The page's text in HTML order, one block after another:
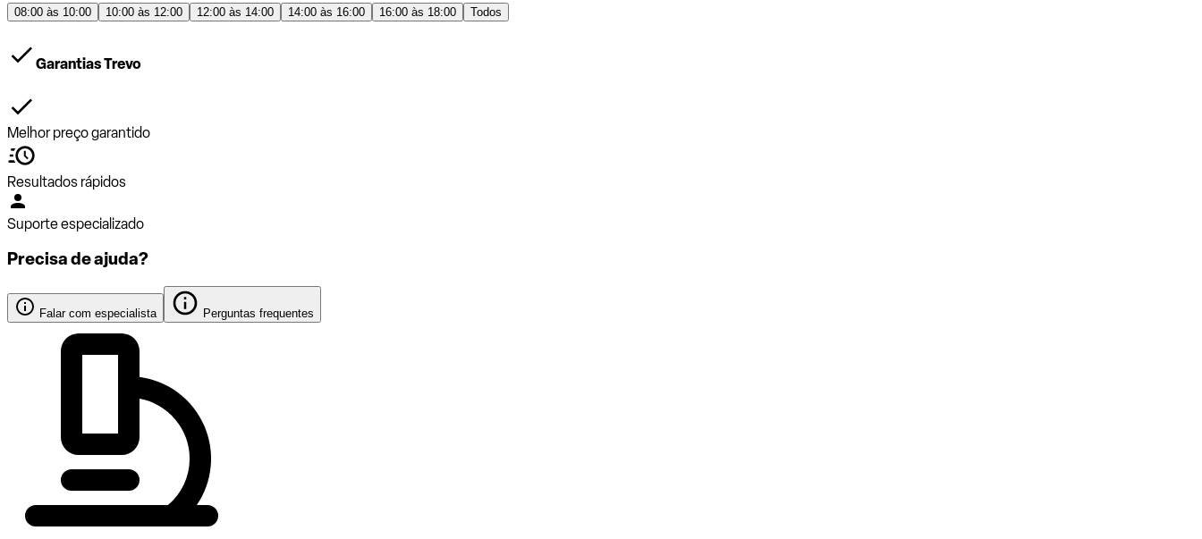
08:00 às 10:00 10:00 às 12:00 12:00 às 14:00 14:00 às 16:00 16:00 às 18:00 Todos
Garantias Trevo
Melhor preço garantido
Resultados rápidos
Suporte especializado
Precisa de ajuda?
Falar com especialista Perguntas frequentes